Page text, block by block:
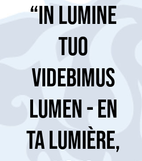
“In Lumine
Tuo
Videbimus
Lumen - En
Ta lumière,